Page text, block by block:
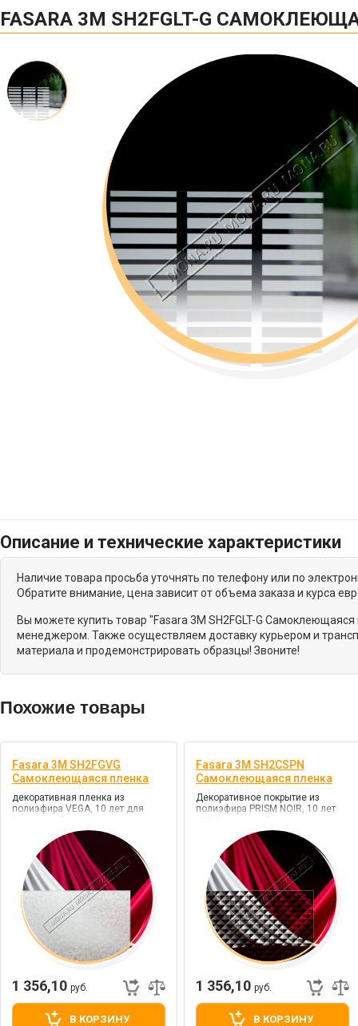
FASARA 3M SH2FGLT-G
Описание и технические характеристики
Наличие товара просьба уточнять по телефону или по
Обратите внимание, цена зависит от объема заказа и курса
Вы можете купить товар "Fasara 3M SH2FGLT-G
менеджером. Также осуществляем доставку курьером и
материала и продемонстрировать образцы! Звоните!
Похожие товары
Fasara 3M SH2FGVG
Самоклеющаяся пленка
декоративная пленка из
полиэфира VEGA, 10 лет для
помещений
1 356,10 руб.
В КОРЗИНУ
Fasara 3M SH2CSPN
Самоклеющаяся пленка
Декоративное покрытие из
полиэфира PRISM NOIR, 10 лет
для помещений
1 356,10 руб.
В КОРЗИНУ